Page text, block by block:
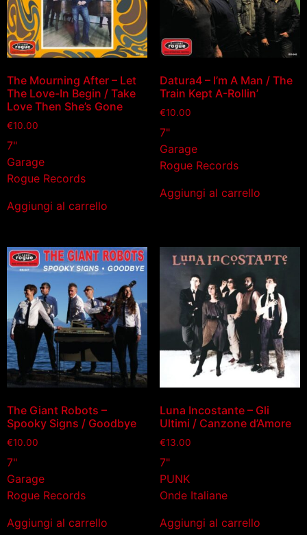
The Mourning After – Let
The Love-In Begin / Take
Love Then She’s Gone
€10.00
7"
Garage
Rogue Records
Aggiungi al carrello
Datura4 – I’m A Man / The
Train Kept A-Rollin’
€10.00
7"
Garage
Rogue Records
Aggiungi al carrello
The Giant Robots –
Spooky Signs / Goodbye
€10.00
7"
Garage
Rogue Records
Aggiungi al carrello
Luna Incostante – Gli
Ultimi / Canzone d’Amore
€13.00
7"
PUNK
Onde Italiane
Aggiungi al carrello